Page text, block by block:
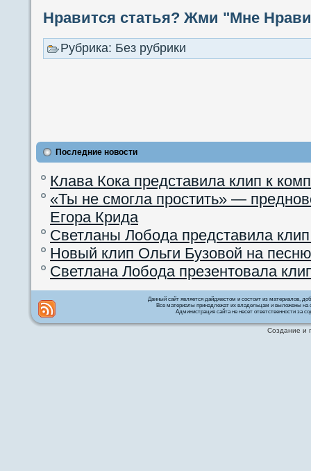
Нравится статья? Жми "Мне
Рубрика: Без рубрики
Последние новости
Клава Кока представила клип к
«Ты не смогла простить» —
Егора Крида
Светланы Лобода представила
Новый клип Ольги Бузовой на
Светлана Лобода презентовала
Данный сайт является дайджестом и состоит из материалов,
Все материалы принадлежат их владельцам и выложены на
Администрация сайта не несет ответственности за
Создание и